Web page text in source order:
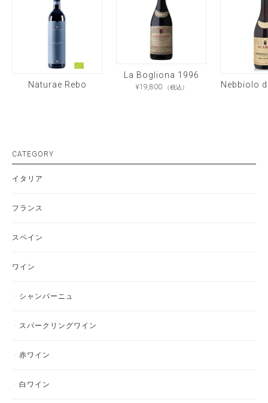
Naturae Rebo
La Bogliona 1996
¥19,800 （税込）
CATEGORY
イタリア
フランス
スペイン
ワイン
シャンパーニュ
スパークリングワイン
赤ワイン
白ワイン